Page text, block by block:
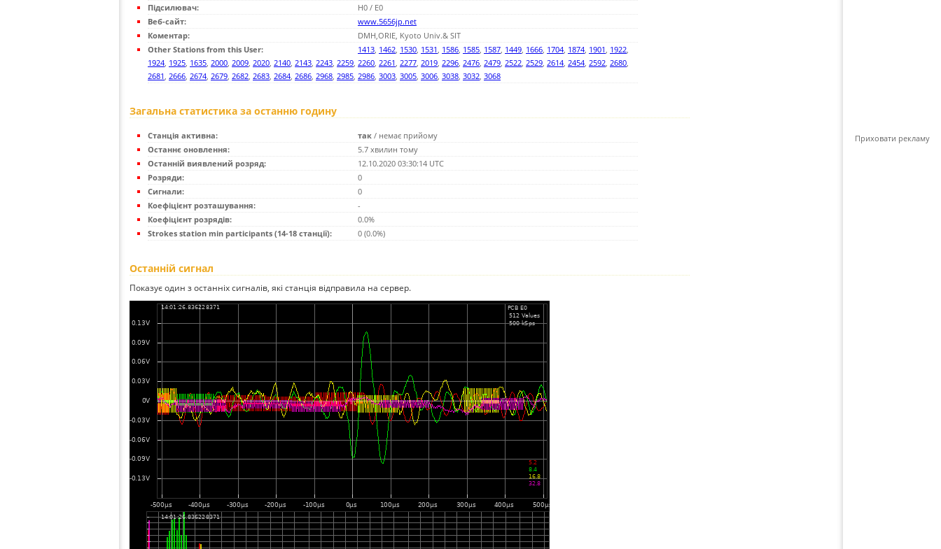
Підсилювач:
H0 / E0
Веб-сайт:
www.5656jp.net
Коментар:
DMH,ORIE, Kyoto Univ.& SIT
Other Stations from this User:
1413, 1462, 1530, 1531, 1586, 1585, 1587, 1449, 1666, 1704, 1874, 1901, 1922,
1924, 1925, 1635, 2000, 2009, 2020, 2140, 2143, 2243, 2259, 2260, 2261, 2277, 2019, 2296, 2476, 2479, 2522, 2529, 2614, 2454, 2592, 2680,
2681, 2666, 2674, 2679, 2682, 2683, 2684, 2686, 2968, 2985, 2986, 3003, 3005, 3006, 3038, 3032, 3068
Загальна статистика за останню годину
Станція активна: так / немає прийому
Останнє оновлення:
5.7 хвилин тому
Останній виявлений розряд:
12.10.2020 03:30:14 UTC
Розряди:
0
Сигнали:
0
Коефіцієнт розташування:
-
Коефіцієнт розрядів:
0.0%
Strokes station min participants (14-18 станції):
0 (0.0%)
Останній сигнал
Показує один з останніх сигналів, які станція відправила на сервер.
Приховати рекламу